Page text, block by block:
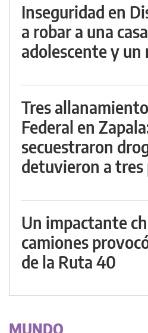
Inseguridad en
a robar a una
adolescente y
Tres
Federal en
secuestraron
detuvieron a tres
Un impactante
camiones
de la Ruta 40
MUNDO